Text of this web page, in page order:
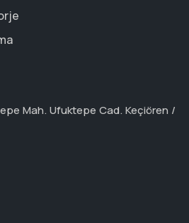
Mah. Ufuktepe Cad. Keçiören /